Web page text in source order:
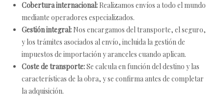
Cobertura internacional: Realizamos envíos a todo el mundo
mediante operadores especializados.
Gestión integral: Nos encargamos del transporte, el seguro,
y los trámites asociados al envío, incluida la gestión de
impuestos de importación y aranceles cuando aplican.
Coste de transporte:Se calcula en función del destino y las
características de la obra, y se confirma antes de completar
la adquisición.